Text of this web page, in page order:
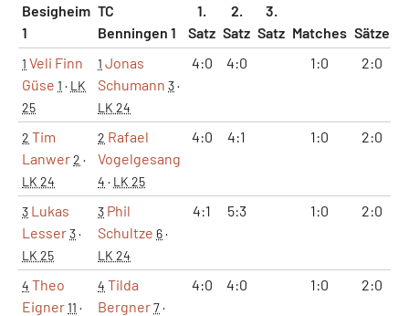
Besigheim
1
TC
Benningen 1
1.
Satz
2.
Satz
3.
Satz Matches Sätze
1 Veli Finn
Güse 1 · LK
25
1 Jonas
Schumann 3·
LK 24
4:0 4:0 1:0 2:0
2 Tim
Lanwer2 ·
LK 24
2 Rafael
Vogelgesang
4 · LK 25
4:0 4:1 1:0 2:0
3 Lukas
Lesser3·
LK 25
3 Phil
Schultze 6·
LK 24
4:1 5:3 1:0 2:0
4 Theo
Eigner11 ·
4 Tilda
Bergner7·
4:0 4:0 1:0 2:0